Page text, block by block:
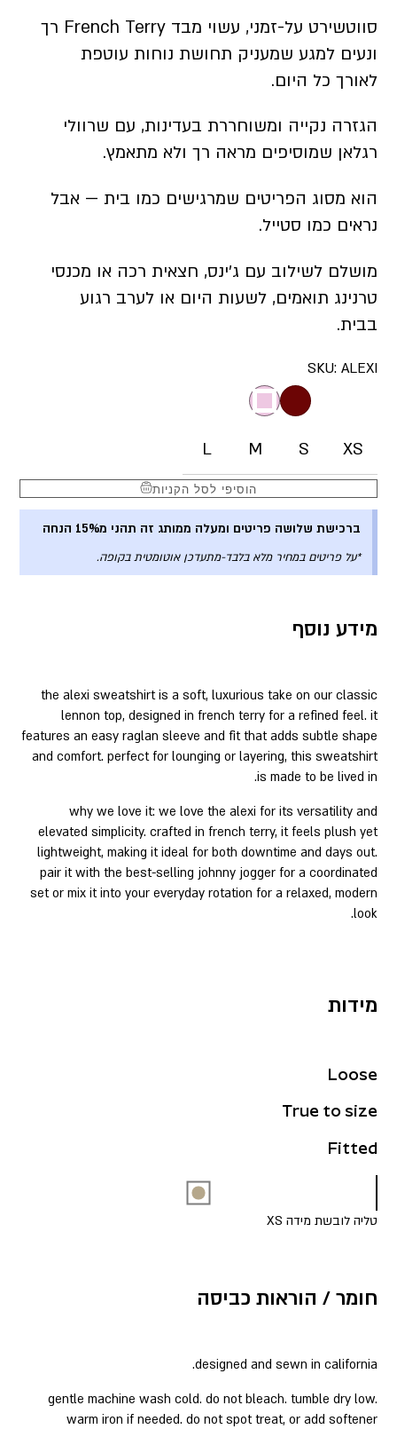
סווטשירט על-זמני, עשוי מבד French Terry רך
ונעים למגע שמעניק תחושת נוחות עוטפת
לאורך כל היום.
הגזרה נקייה ומשוחררת בעדינות, עם שרוולי
רגלאן שמוסיפים מראה רך ולא מתאמץ.
הוא מסוג הפריטים שמרגישים כמו בית — אבל
נראים כמו סטייל.
מושלם לשילוב עם ג׳ינס, חצאית רכה או מכנסי
טרנינג תואמים, לשעות היום או לערב רגוע
בבית.
SKU: ALEXI
XS
S
M
L
הוסיפי לסל הקניות
ברכישת שלושה פריטים ומעלה ממותג זה תהני מ15% הנחה
*על פריטים במחיר מלא בלבד-מתעדכן אוטומטית בקופה.
מידע נוסף
the alexi sweatshirt is a soft, luxurious take on our classic
lennon top, designed in french terry for a refined feel. it
features an easy raglan sleeve and fit that adds subtle shape
and comfort. perfect for lounging or layering, this sweatshirt
is made to be lived in.
why we love it: we love the alexi for its versatility and
elevated simplicity. crafted in french terry, it feels plush yet
lightweight, making it ideal for both downtime and days out.
pair it with the best-selling johnny jogger for a coordinated
set or mix it into your everyday rotation for a relaxed, modern
look.
מידות
Loose
True to size
Fitted
טליה לובשת מידה XS
חומר / הוראות כביסה
designed and sewn in california.
gentle machine wash cold. do not bleach. tumble dry low.
warm iron if needed. do not spot treat, or add softener